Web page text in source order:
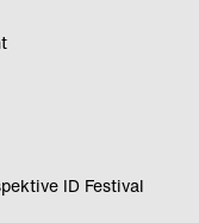
ID Festival